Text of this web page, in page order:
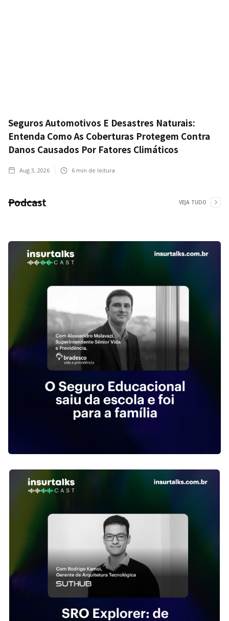
Seguros Automotivos E Desastres Naturais:
Entenda Como As Coberturas Protegem Contra
Danos Causados Por Fatores Climáticos
Aug 3, 2026 6 min de leitura
Podcast VEJA TUDO